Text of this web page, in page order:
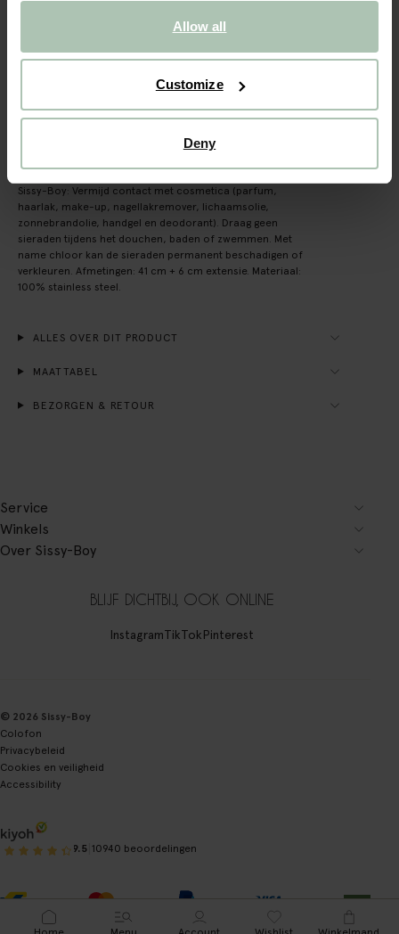
Allow all
Customize
Deny
Gratis verzending naar winkel
Sissy-Boy: Vermijd contact met cosmetica (parfum,
haarlak, make-up, nagellakremover, lichaamsolie,
zonnebrandolie, handgel en deodorant). Draag geen
sieraden tijdens het douchen, baden of zwemmen. Met
name chloor kan de sieraden permanent beschadigen of
verkleuren. Afmetingen: 41 cm + 6 cm extensie. Materiaal:
100% stainless steel.
ALLES OVER DIT PRODUCT
MAATTABEL
BEZORGEN & RETOUR
Service
Winkels
Over Sissy-Boy
BLIJF DICHTBIJ, OOK ONLINE
InstagramTikTokPinterest
© 2026 Sissy-Boy
Colofon
Privacybeleid
Cookies en veiligheid
Accessibility
9.5 10940 beoordelingen